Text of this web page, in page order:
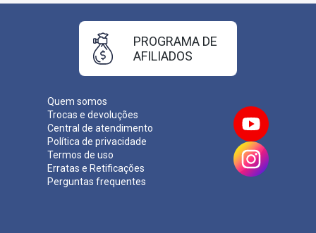
Quem somos
Trocas e devoluções
Central de atendimento
Política de privacidade
Termos de uso
Erratas e Retificações
Perguntas frequentes
PROGRAMA DE
AFILIADOS